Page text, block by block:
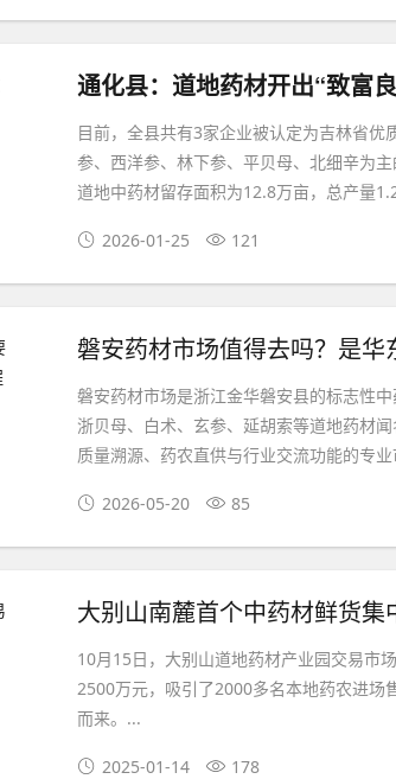
通化县：道地药材开出“致富
目前，全县共有3家企业被认定为吉林省
参、西洋参、林下参、平贝母、北细辛为
道地中药材留存面积为12.8万亩，总产量
2026-01-25 121
磐安药材市场是浙江金华磐安县的标志性
浙贝母、白术、玄参、延胡索等道地药材
质量溯源、药农直供与行业交流功能的专
2026-05-20 85
10月15日，大别山道地药材产业园交易市
2500万元，吸引了2000多名本地药农进场
而来。...
2025-01-14 178